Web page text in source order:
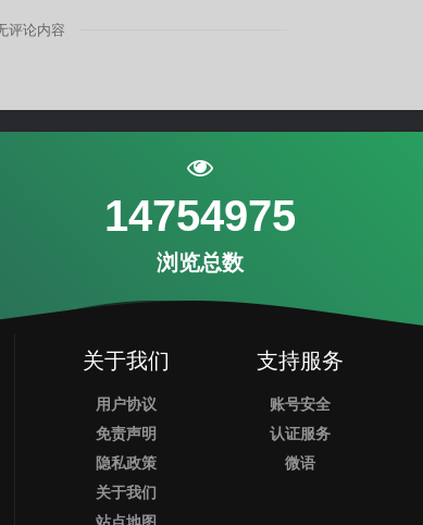
评论内容
14754975
浏览总数
关于我们
用户协议
免责声明
隐私政策
关于我们
站点地图
支持服务
账号安全
认证服务
微语